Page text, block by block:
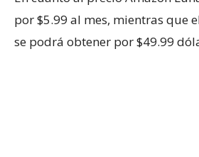
por $5.99 al mes, mientras que
se podrá obtener por $49.99